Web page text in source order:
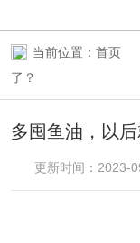
当前位置： 首页
了？
多囤鱼油，以
更新时间：2023-